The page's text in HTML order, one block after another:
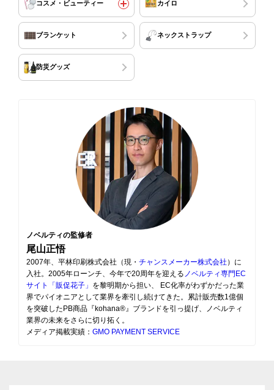
コスメ・ビューティー カイロ
ブランケット ネックストラップ
防災グッズ
ノベルティの監修者
尾山正悟
2007年、平林印刷株式会社（現・ チャンスメーカー株式会社 ）に
入社。2005年ローンチ、今年で20周年を迎える ノベルティ専門EC
サイト「販促花子」 を黎明期から担い、 EC化率がわずかだった業
界でパイオニアとして業界を牽引し続けてきた。累計販売数1億個
を突破したPB商品『kohana®』ブランドを引っ提げ、ノベルティ
業界の未来をさらに切り拓く。
メディア掲載実績： GMO PAYMENT SERVICE